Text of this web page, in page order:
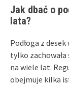
Jak dbać o
lata?
Podłoga z
tylko
na wiele lat.
obejmuje kilka